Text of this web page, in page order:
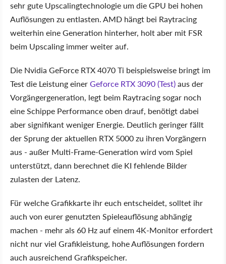
sehr gute Upscalingtechnologie um die GPU bei hohen
Auflösungen zu entlasten. AMD hängt bei Raytracing
weiterhin eine Generation hinterher, holt aber mit FSR
beim Upscaling immer weiter auf.
Die Nvidia GeForce RTX 4070 Ti beispielsweise bringt im
Test die Leistung einerGeforce RTX 3090 (Test)aus der
Vorgängergeneration, legt beim Raytracing sogar noch
eine Schippe Performance oben drauf, benötigt dabei
aber signifikant weniger Energie. Deutlich geringer fällt
der Sprung der aktuellen RTX 5000 zu ihren Vorgängern
aus - außer Multi-Frame-Generation wird vom Spiel
unterstützt, dann berechnet die KI fehlende Bilder
zulasten der Latenz.
Für welche Grafikkarte ihr euch entscheidet, solltet ihr
auch von eurer genutzten Spieleauflösung abhängig
machen - mehr als 60 Hz auf einem 4K-Monitor erfordert
nicht nur viel Grafikleistung, hohe Auflösungen fordern
auch ausreichend Grafikspeicher.